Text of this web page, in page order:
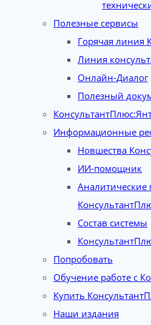
Полезные сервисы
Горячая линия
Линия
Онлайн-Диалог
Полезный
Информационные
Новшества
ИИ-помощник
Аналитические
Состав системы
Попробовать
Обучение работе с
Купить
Наши издания